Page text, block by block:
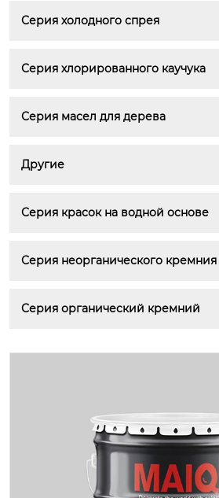
Серия холодного спрея
Серия хлорированного каучука
Серия масел для дерева
Другие
Серия красок на водной основе
Серия неорганического кремния
Серия органический кремний